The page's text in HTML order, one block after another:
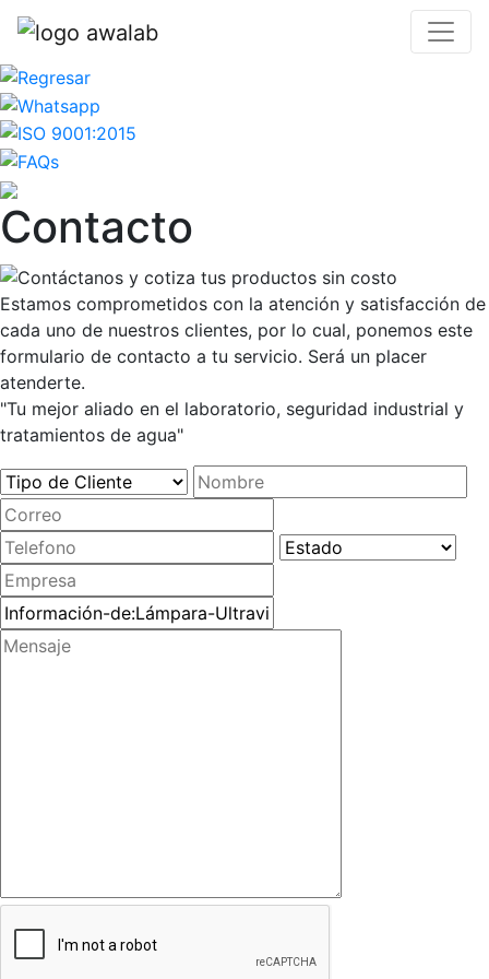
Contacto
Estamos comprometidos con la atención y satisfacción de
cada uno de nuestros clientes, por lo cual, ponemos este
formulario de contacto a tu servicio. Será un placer
atenderte.
"Tu mejor aliado en el laboratorio, seguridad industrial y
tratamientos de agua"